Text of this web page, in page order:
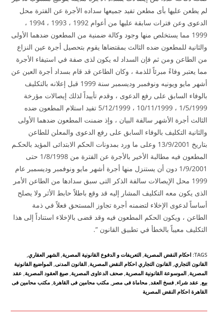
لم يطعن عليها بأى مطعن تفيد جميعها سداده الأجرة عن الفترة محل
الدعوى وعن فترات سابقة عليها من أعوام 1992 ، 1993 ، 1994 ،
1999 مما يستخلص منها وجود وكالة ضمنية من المطعون ضدهما الأولى
والثانية للمطعون ضده الثالث بمقتضاها يقوم بتحصيل أجرة عين النزاع
من الطاعن ومن ثم فإن السداد له يكون لذى صفة في استيفاء الأجرة
مما يعتبر وفاءً مبرئاً للذمة ، وكان الطاعن قد قام بسداد أجرة العين عن
أشهر مايو ويونيه ونوفمبر وديسمبر سنة 1999 قبل إعلانه بالتكليف
بالوفاء السابق على رفع الدعوى ، وقدم تأييداً لذلك إيصالات مؤرخة
1/5/1999 ، 10/11/1999 ، 5/12/1999 تفيد استلام المطعون ضده
الثالث أجرة الأشهر سالفة البيان ، وإذ ضمنت المطعون ضدهما الأولى
والثانية التكليف بالوفاء السابق على رفع الدعوى والمعلن للطاعن
بتاريخ 13/9/2001 وعلى ما ورد بمدونات الحكم الابتدائى المؤيد بالحكـم
المطعون فيه مطالبة الأخير بالأجرة عن الفترة من 1/8/1998 حتى
1/9/2001 دون أن يستنزل منها أجرة أشهر مايو ونوفمبر وديسمبر عام
1999 محل الإيصالات سالفة الذكر التى سبق سدادها من الطاعن الأمر
الذى يكون معه التكليف المشار إليه قد وقع باطلاً حابط الأثر ولا يصلح
أساساً لدعوى الإخلاء لتضمنه أجرة تجاوز المستحق فعلاً في ذمة
الطاعن ، ويكون الحكم المطعون فيه وقد قضى بالإخلاء استناداً إلى هذا
التكليف معيباً بالخطأ في تطبيق القانون “.
TAGS
:احكام النقض المصرية, التعريفات و الدفوع القانونية المصرية, الشهر العقاري,
القانون التجاري, القانون التجاري احكام النقض المصرية, القانون المدنى, المواضيع القانونية
المصرية, الموسوعة القانونية المصرية, صحف الدعاوى المصرية, صيغ العقود المصرية, عقد
بيع, عقد شراء, فسخ العقد, محاماة فى مصر , مكتب محامين فى القاهرة, مكتب محامين فى
القاهرة احكام النقض المصرية